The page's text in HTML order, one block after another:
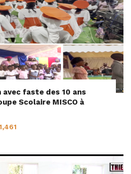
faste des 10 ans
Scolaire MISCO à